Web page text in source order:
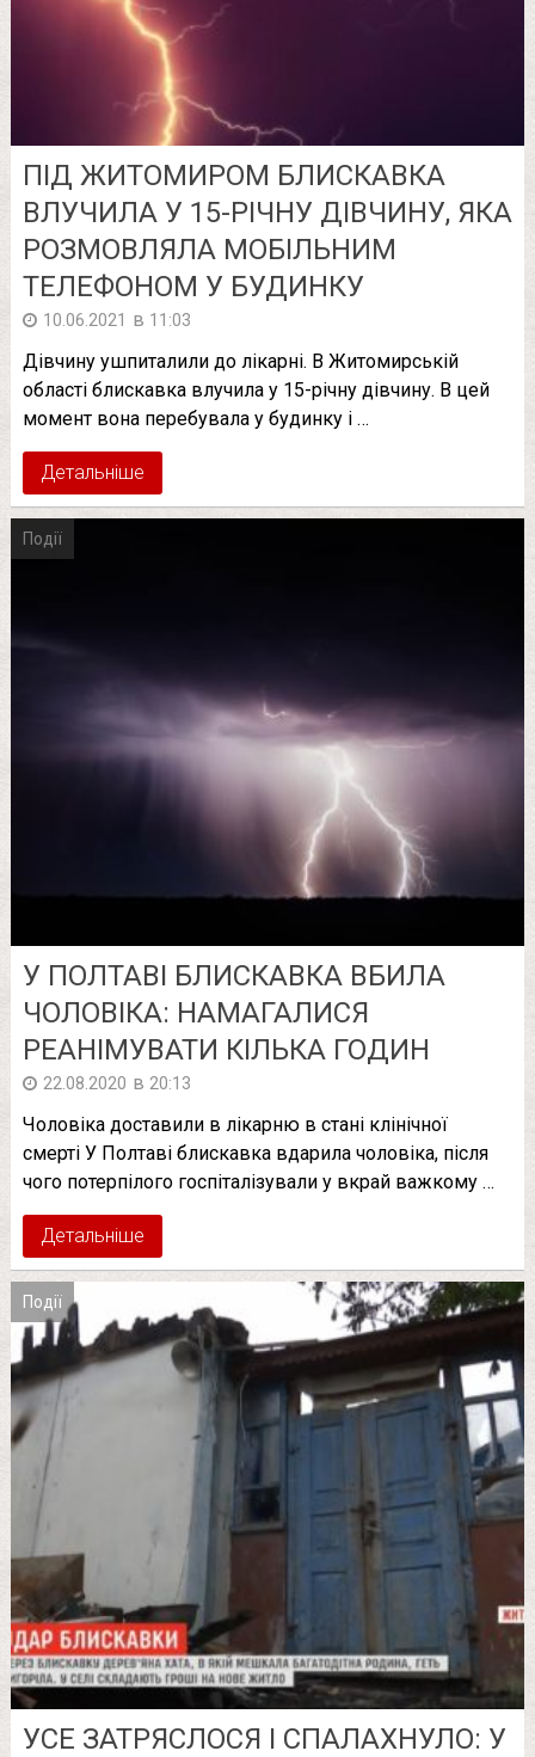
ПІД ЖИТОМИРОМ БЛИСКАВКА
ВЛУЧИЛА У 15-РІЧНУ ДІВЧИНУ, ЯКА
РОЗМОВЛЯЛА МОБІЛЬНИМ
ТЕЛЕФОНОМ У БУДИНКУ
10.06.2021 в 11:03
Дівчину ушпиталили до лікарні. В Житомирській
області блискавка влучила у 15-річну дівчину. В цей
момент вона перебувала у будинку і …
Детальніше
Події
У ПОЛТАВІ БЛИСКАВКА ВБИЛА
ЧОЛОВІКА: НАМАГАЛИСЯ
РЕАНІМУВАТИ КІЛЬКА ГОДИН
22.08.2020 в 20:13
Чоловіка доставили в лікарню в стані клінічної
смерті У Полтаві блискавка вдарила чоловіка, після
чого потерпілого госпіталізували у вкрай важкому …
Детальніше
Події
УСЕ ЗАТРЯСЛОСЯ І СПАЛАХНУЛО: У